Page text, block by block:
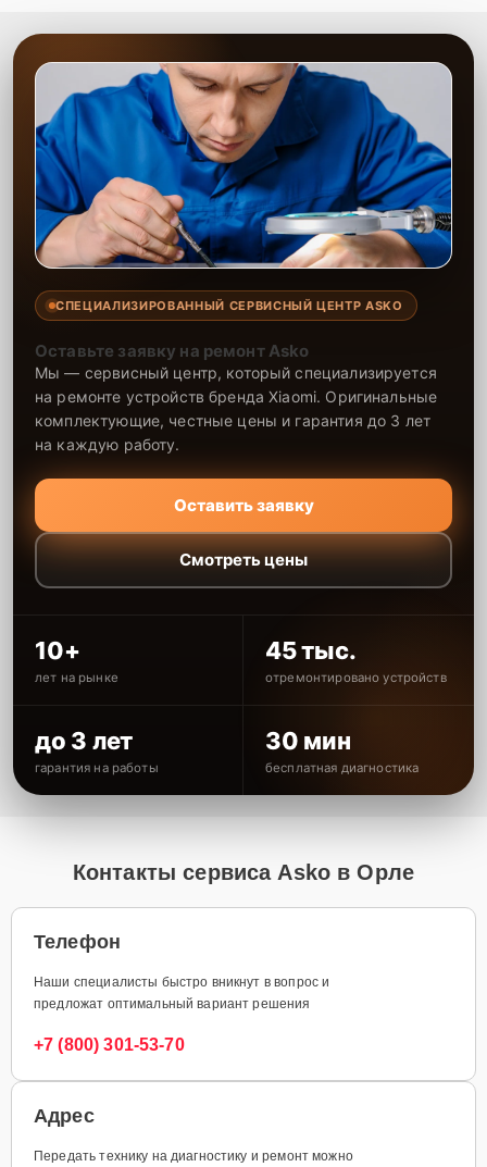
СПЕЦИАЛИЗИРОВАННЫЙ СЕРВИСНЫЙ ЦЕНТР ASKO
Оставьте заявку на ремонт Asko
Мы — сервисный центр, который специализируется
на ремонте устройств бренда Xiaomi. Оригинальные
комплектующие, честные цены и гарантия до 3 лет
на каждую работу.
Оставить заявку
Смотреть цены
10+
лет на рынке
45 тыс.
отремонтировано устройств
до 3 лет
гарантия на работы
30 мин
бесплатная диагностика
Контакты сервиса Asko в Орле
Телефон
Наши специалисты быстро вникнут в вопрос и
предложат оптимальный вариант решения
+7 (800) 301-53-70
Адрес
Передать технику на диагностику и ремонт можно